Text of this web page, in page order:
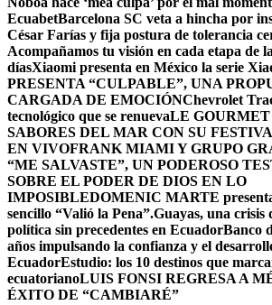
EcuabetBarcelona SC veta a hincha por
César Farías y fija postura de tolerancia
Acompañamos tu visión en cada etapa de
díasXiaomi presenta en México la serie
PRESENTA “CULPABLE”, UNA
CARGADA DE EMOCIÓNChevrolet
tecnológico que se renuevaLE
SABORES DEL MAR CON SU
EN VIVOFRANK MIAMI Y GRUPO
“ME SALVASTE”, UN PODEROSO
SOBRE EL PODER DE DIOS EN LO
IMPOSIBLEDOMENIC MARTE
sencillo “Valió la Pena”.Guayas, una crisis
política sin precedentes en EcuadorBanco
años impulsando la confianza y el
EcuadorEstudio: los 10 destinos que
ecuatorianoLUIS FONSI REGRESA A
ÉXITO DE “CAMBIARÉ”